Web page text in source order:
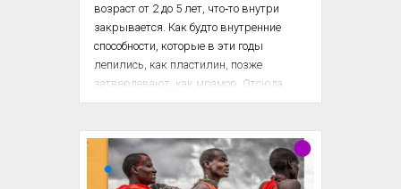
возраст от 2 до 5 лет, что‑то внутри
закрывается. Как будто внутренние
способности, которые в эти годы
лепились, как пластилин, позже
затвердевают, как мрамор. Отсюда
следует то, что до 5-6 лет ребенок
Потому американские ученые, вообще,
как мы знаем, придающие большое
значение раннему развитию